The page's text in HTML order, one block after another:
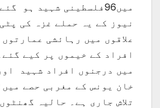
میں96فلسطینی شہید ہو
نیوز کے یہ حملے غزہ کی
علاقوں میں رہائشی
افراد کے خیموں پر کیے
میں درجنوں افراد شہید
خان یونس کے مغربی حصے میں
تلاش جاری ہے۔ حالیہ